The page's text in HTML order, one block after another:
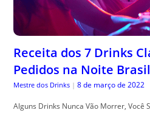
Receita dos 7 Drinks
Pedidos na Noite
Mestre dos Drinks | 8 de março de 2022
Alguns Drinks Nunca Vão Morrer, Você